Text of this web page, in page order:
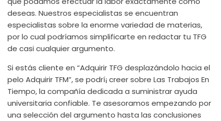
deseas. Nuestros especialistas se encuentran
especialistas sobre la enorme variedad de materias,
por lo cual podrí­amos simplificarte en redactar tu TFG
de casi cualquier argumento.
Si estás cliente en “Adquirir TFG desplazándolo hacia el
pelo Adquirir TFM”, se podrí¡ creer sobre Las Trabajos En
Tiempo, la compañía dedicada a suministrar ayuda
universitaria confiable. Te asesoramos empezando por
una selección del argumento hasta las conclusiones